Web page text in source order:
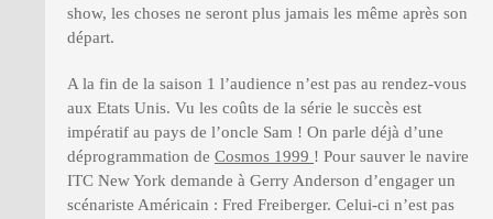
show, les choses ne seront plus jamais les même après son
départ.
A la fin de la saison 1 l’audience n’est pas au rendez-vous
aux Etats Unis. Vu les coûts de la série le succès est
impératif au pays de l’oncle Sam ! On parle déjà d’une
déprogrammation de Cosmos 1999 ! Pour sauver le navire
ITC New York demande à Gerry Anderson d’engager un
scénariste Américain : Fred Freiberger. Celui-ci n’est pas